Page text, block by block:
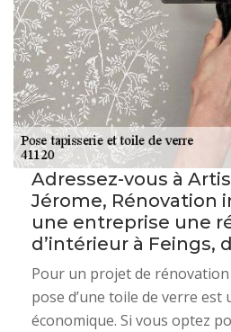
Adressez-vous à
Jérome, Rénovation
une entreprise une
d’intérieur à Feings,
Pour un projet de
pose d’une toile de verre est
économique. Si vous optez